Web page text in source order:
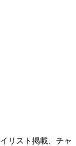
リスト掲載、チャ